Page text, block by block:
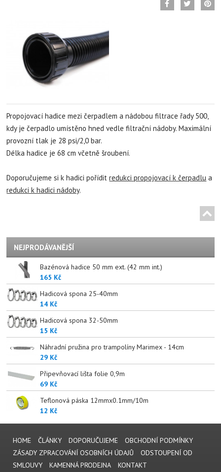
Propojovací hadice mezi čerpadlem a nádobou filtrace řady 500,
kdy je čerpadlo umístěno hned vedle filtrační nádoby. Maximální
provozní tlak je 28 psi/2,0 bar.
Délka hadice je 68 cm včetně šroubení.
Doporučujeme si k hadici poříditredukci propojovací k čerpadlu a
redukci k hadici nádoby.
NEJPRODÁVANĚJŠÍ
Bazénová hadice 50 mm ext. (42 mm int.)
165 Kč
Hadicová spona 25-40mm
14 Kč
Hadicová spona 32-50mm
15 Kč
Náhradní pružina pro trampolíny Marimex - 14cm
29 Kč
Připevňovací lišta folie 0,9m
69 Kč
Teflonová páska 12mmx0.1mm/10m
12 Kč
HOME ČLÁNKY DOPORUČUJEME
OBCHODNÍ PODMÍNKY
ZÁSADY ZPRACOVÁNÍ OSOBNÍCH ÚDAJŮ
ODSTOUPENÍ OD
SMLOUVY
KAMENNÁ PRODEJNA KONTAKT